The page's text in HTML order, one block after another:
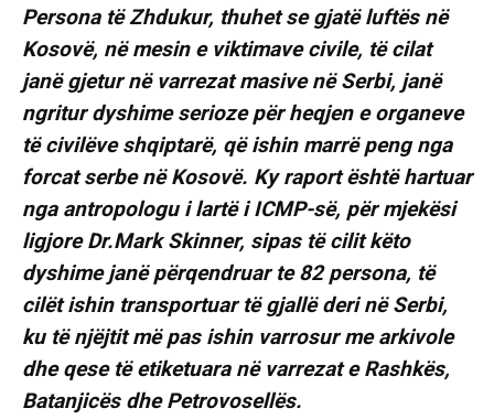
Persona të Zhdukur, thuhet se gjatë luftës në
Kosovë, në mesin e viktimave civile, të cilat
janë gjetur në varrezat masive në Serbi, janë
ngritur dyshime serioze për heqjen e organeve
të civilëve shqiptarë, që ishin marrë peng nga
forcat serbe në Kosovë. Ky raport është hartuar
nga antropologu i lartë i ICMP-së, për mjekësi
ligjore Dr.Mark Skinner, sipas të cilit këto
dyshime janë përqendruar te 82 persona, të
cilët ishin transportuar të gjallë deri në Serbi,
ku të njëjtit më pas ishin varrosur me arkivole
dhe qese të etiketuara në varrezat e Rashkës,
Batanjicës dhe Petrovosellës.